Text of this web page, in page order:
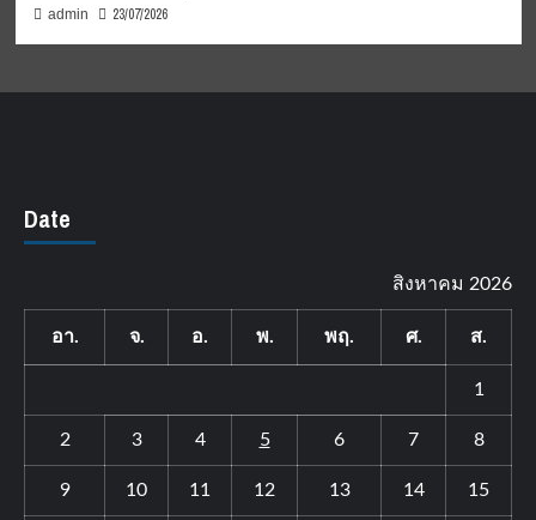
admin 23/07/2026
Date
สิงหาคม 2026
อา. จ. อ. พ. พฤ. ศ. ส.
1
2 3 4 5 6 7 8
9 10 11 12 13 14 15